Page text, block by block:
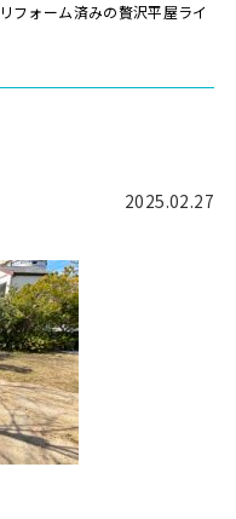
フォーム済みの贅沢平屋ライ
2025.02.27